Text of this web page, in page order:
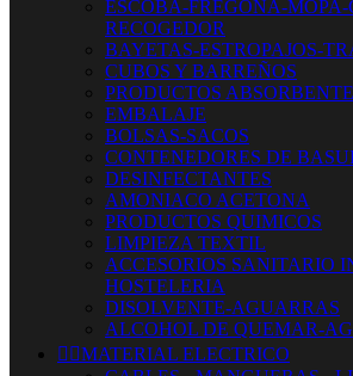
ESCOBA-FREGONA-
RECOGEDOR
BAYETAS-ESTROPAJOS-
CUBOS Y BARREÑOS
PRODUCTOS
EMBALAJE
BOLSAS-SACOS
CONTENEDORES DE
DESINFECTANTES
AMONIACO ACETONA
PRODUCTOS QUIMICOS
LIMPIEZA TEXTIL
ACCESORIOS SANITARIO
HOSTELERIA
DISOLVENTE-AGUARRAS
ALCOHOL DE QUEMAR-
 MATERIAL ELECTRICO